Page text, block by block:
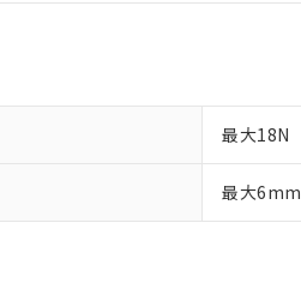
最大18N
最大6mm